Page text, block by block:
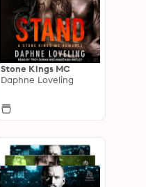
Stone Kings MC
Daphne Loveling